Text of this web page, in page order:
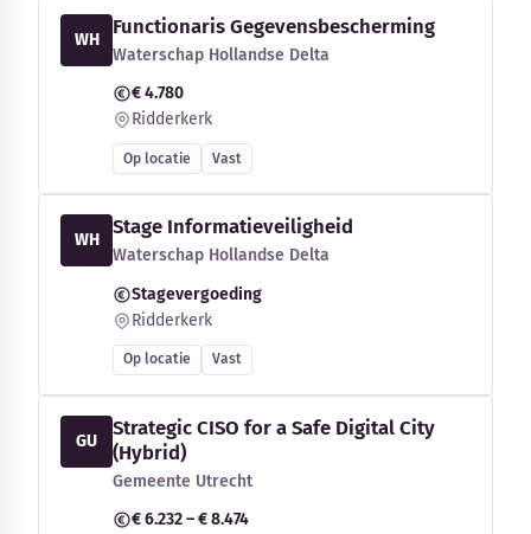
WH
Functionaris Gegevensbescherming
Waterschap Hollandse Delta
€ 4.780
Ridderkerk
Op locatie Vast
WH
Stage Informatieveiligheid
Waterschap Hollandse Delta
Stagevergoeding
Ridderkerk
Op locatie Vast
GU
Strategic CISO for a Safe Digital City
(Hybrid)
Gemeente Utrecht
€ 6.232 – € 8.474